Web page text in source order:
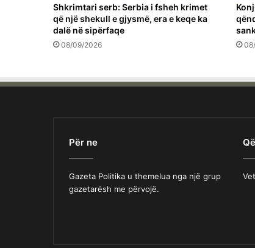
Shkrimtari serb: Serbia i fsheh krimet
që një shekull e gjysmë, era e keqe ka
dalë në sipërfaqe
08/09/2026
Për ne
Gazeta Politika u themelua nga një grup
gazetarësh me përvojë.